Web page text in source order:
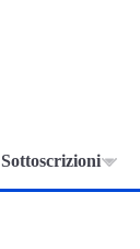
Sottoscrizioni